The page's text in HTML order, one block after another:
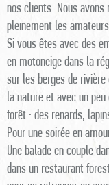
nos clients. Nous
pleinement les
Si vous êtes avec des
en motoneige dans la
sur les berges de
la nature et avec un
forêt : des renards,
Pour une soirée en
Une balade en couple
dans un restaurant